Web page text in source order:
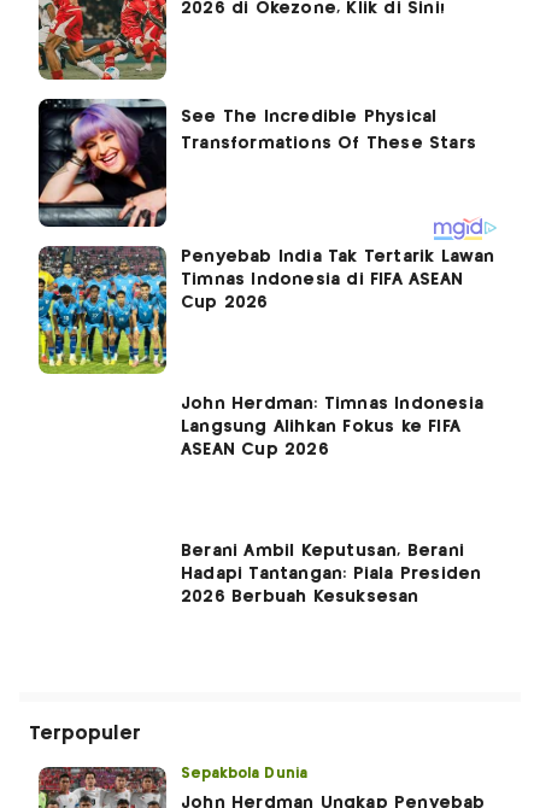
2026 di Okezone, Klik di Sini!
Penyebab India Tak Tertarik Lawan
Timnas Indonesia di FIFA ASEAN
Cup 2026
John Herdman: Timnas Indonesia
Langsung Alihkan Fokus ke FIFA
ASEAN Cup 2026
Berani Ambil Keputusan, Berani
Hadapi Tantangan: Piala Presiden
2026 Berbuah Kesuksesan
Terpopuler
Sepakbola Dunia
John Herdman Ungkap Penyebab